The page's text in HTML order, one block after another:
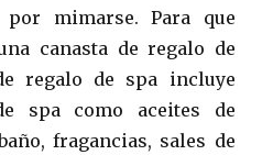
mimarse. Para que
canasta de regalo de
regalo de spa incluye
spa como aceites de
fragancias, sales de